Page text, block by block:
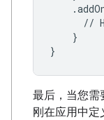
.
//
}
}
最后，当您需
刚在应用中定